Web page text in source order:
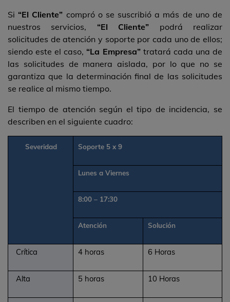
Si “El Cliente” compró o se suscribió a más de uno de
nuestros servicios, “El Cliente” podrá realizar
solicitudes de atención y soporte por cada uno de ellos;
siendo este el caso, “La Empresa” tratará cada una de
las solicitudes de manera aislada, por lo que no se
garantiza que la determinación final de las solicitudes
se realice al mismo tiempo.
El tiempo de atención según el tipo de incidencia, se
describen en el siguiente cuadro:
Severidad Soporte 5 x 9
Lunes a Viernes
8:00 – 17:30
Atención Solución
Crítica 4 horas 6 Horas
Alta 5 horas 10 Horas